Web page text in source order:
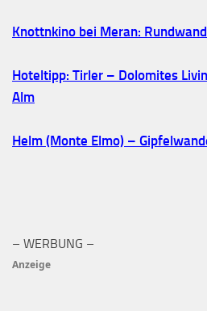
Knottnkino bei Meran:
Hoteltipp: Tirler – Dolomites
Alm
Helm (Monte Elmo) –
– WERBUNG –
Anzeige